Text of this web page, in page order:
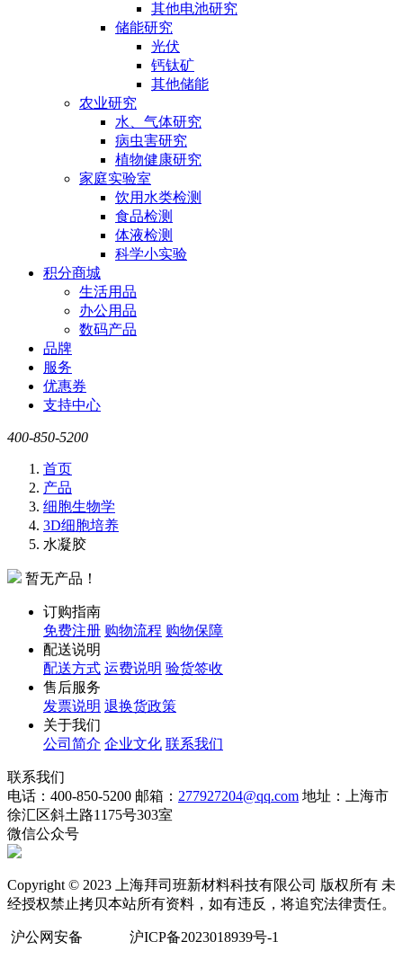
其他电池研究
储能研究
光伏
钙钛矿
其他储能
农业研究
水、气体研究
病虫害研究
植物健康研究
家庭实验室
饮用水类检测
食品检测
体液检测
科学小实验
积分商城
生活用品
办公用品
数码产品
品牌
服务
优惠券
支持中心
400-850-5200
首页
产品
细胞生物学
3D细胞培养
水凝胶
暂无产品！
订购指南
免费注册 购物流程 购物保障
配送说明
配送方式 运费说明 验货签收
售后服务
发票说明 退换货政策
关于我们
公司简介 企业文化 联系我们
联系我们
电话：400-850-5200 邮箱： 277927204@qq.com 地址：上海市
徐汇区斜土路1175号303室
微信公众号
Copyright © 2023 上海拜司班新材料科技有限公司 版权所有 未
经授权禁止拷贝本站所有资料，如有违反，将追究法律责任。
沪公网安备 沪ICP备2023018939号-1